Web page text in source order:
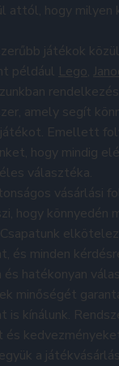
attól, hogy milyen
játékok
például Lego,
amely segít
Emellett
hogy mindig
választéka.
vásárlási
hogy könnyedén
és minden
hatékonyan
minőségét
is kínálunk.
és
a